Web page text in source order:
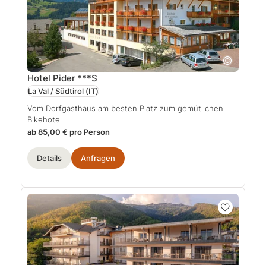
Hotel Pider ***S
La Val / Südtirol (IT)
Vom Dorfgasthaus am besten Platz zum gemütlichen
Bikehotel
ab 85,00 € pro Person
Details Anfragen